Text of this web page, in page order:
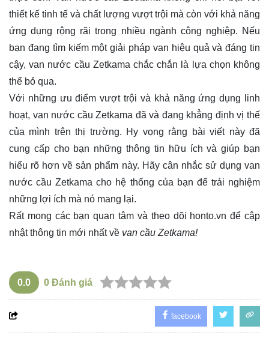
thiết kế tinh tế và chất lượng vượt trội mà còn với khả năng
ứng dụng rộng rãi trong nhiều ngành công nghiệp. Nếu
bạn đang tìm kiếm một giải pháp van hiệu quả và đáng tin
cậy, van nước cầu Zetkama chắc chắn là lựa chọn không
thể bỏ qua.
Với những ưu điểm vượt trội và khả năng ứng dụng linh
hoạt, van nước cầu Zetkama đã và đang khẳng định vị thế
của mình trên thị trường. Hy vọng rằng bài viết này đã
cung cấp cho bạn những thông tin hữu ích và giúp bạn
hiểu rõ hơn về sản phẩm này. Hãy cân nhắc sử dụng van
nước cầu Zetkama cho hệ thống của bạn để trải nghiệm
những lợi ích mà nó mang lại.
Rất mong các bạn quan tâm và theo dõi honto.vn để cập
nhật thông tin mới nhất về van cầu Zetkama!
0.0 0 Đánh giá
facebook